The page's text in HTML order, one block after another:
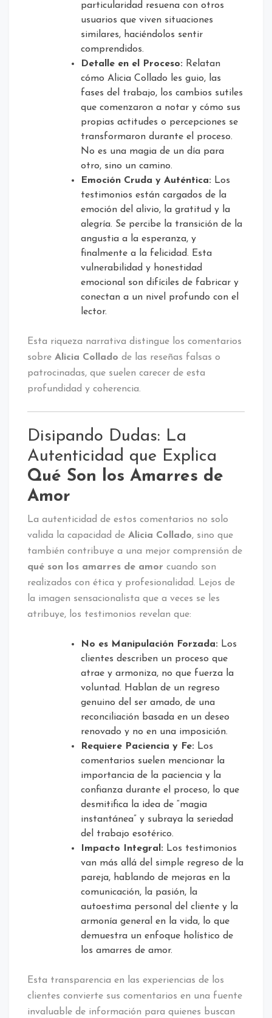
particularidad resuena con otros
usuarios que viven situaciones
similares, haciéndolos sentir
comprendidos.
Detalle en el Proceso: Relatan
cómo Alicia Collado les guio, las
fases del trabajo, los cambios sutiles
que comenzaron a notar y cómo sus
propias actitudes o percepciones se
transformaron durante el proceso.
No es una magia de un día para
otro, sino un camino.
Emoción Cruda y Auténtica: Los
testimonios están cargados de la
emoción del alivio, la gratitud y la
alegría. Se percibe la transición de la
angustia a la esperanza, y
finalmente a la felicidad. Esta
vulnerabilidad y honestidad
emocional son difíciles de fabricar y
conectan a un nivel profundo con el
lector.
Esta riqueza narrativa distingue los comentarios
sobre Alicia Collado de las reseñas falsas o
patrocinadas, que suelen carecer de esta
profundidad y coherencia.
Disipando Dudas: La
Autenticidad que Explica
Qué Son los Amarres de
Amor
La autenticidad de estos comentarios no solo
valida la capacidad de Alicia Collado, sino que
también contribuye a una mejor comprensión de
qué son los amarres de amor cuando son
realizados con ética y profesionalidad. Lejos de
la imagen sensacionalista que a veces se les
atribuye, los testimonios revelan que:
No es Manipulación Forzada: Los
clientes describen un proceso que
atrae y armoniza, no que fuerza la
voluntad. Hablan de un regreso
genuino del ser amado, de una
reconciliación basada en un deseo
renovado y no en una imposición.
Requiere Paciencia y Fe: Los
comentarios suelen mencionar la
importancia de la paciencia y la
confianza durante el proceso, lo que
desmitifica la idea de “magia
instantánea” y subraya la seriedad
del trabajo esotérico.
Impacto Integral: Los testimonios
van más allá del simple regreso de la
pareja, hablando de mejoras en la
comunicación, la pasión, la
autoestima personal del cliente y la
armonía general en la vida, lo que
demuestra un enfoque holístico de
los amarres de amor.
Esta transparencia en las experiencias de los
clientes convierte sus comentarios en una fuente
invaluable de información para quienes buscan